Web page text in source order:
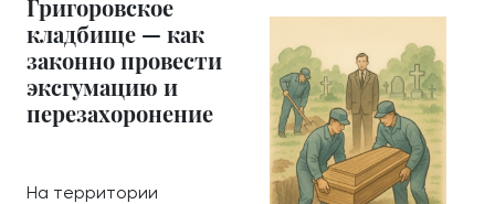
Григоровское
кладбище — как
законно провести
эксгумацию и
перезахоронение
На территории